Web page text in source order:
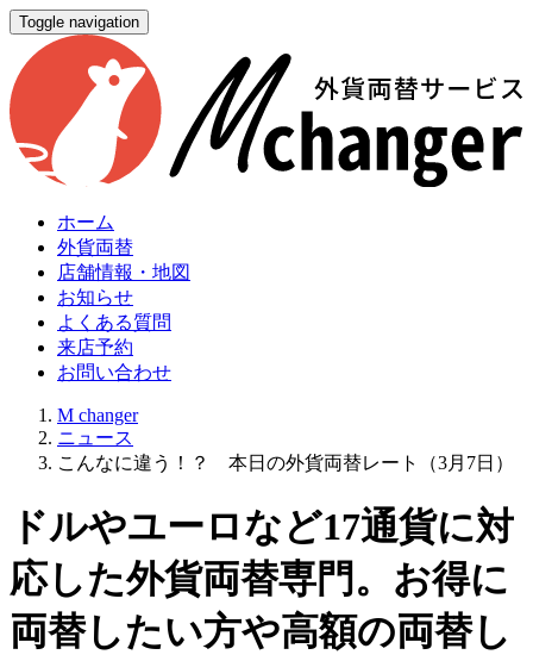
Toggle navigation
ホーム
外貨両替
店舗情報・地図
お知らせ
よくある質問
来店予約
お問い合わせ
M changer
ニュース
こんなに違う！？ 本日の外貨両替レート（3月7日）
ドルやユーロなど17通貨に対
応した外貨両替専門。お得に
両替したい方や高額の両替し